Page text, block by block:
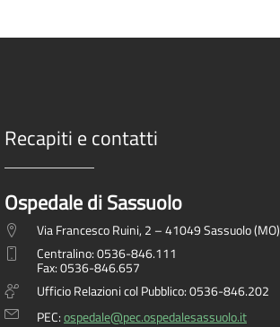
Recapiti e contatti
Ospedale di Sassuolo
Via Francesco Ruini, 2 – 41049 Sassuolo (MO)
Centralino: 0536-846.111
Fax: 0536-846.657
Ufficio Relazioni col Pubblico: 0536-846.202
PEC:ospedale@pec.ospedalesassuolo.it